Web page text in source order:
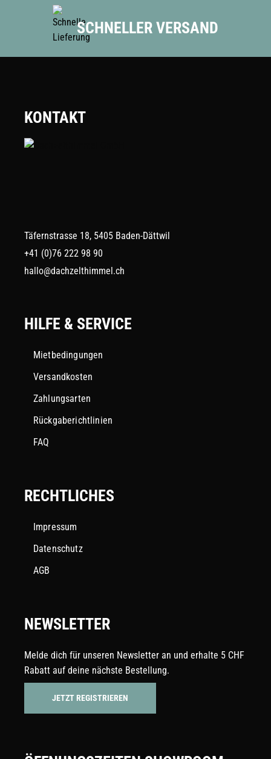
SCHNELLER VERSAND
KONTAKT
Täfernstrasse 18, 5405 Baden-Dättwil
+41 (0)76 222 98 90
hallo@dachzelthimmel.ch
HILFE & SERVICE
Mietbedingungen
Versandkosten
Zahlungsarten
Rückgaberichtlinien
FAQ
RECHTLICHES
Impressum
Datenschutz
AGB
NEWSLETTER
Melde dich für unseren Newsletter an und erhalte 5 CHF
Rabatt auf deine nächste Bestellung.
JETZT REGISTRIEREN